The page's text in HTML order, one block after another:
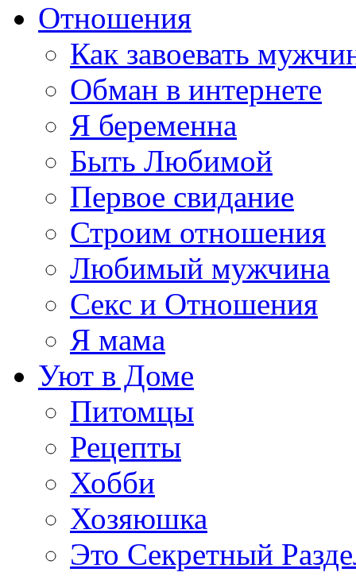
Отношения
Как завоевать
Обман в интернете
Я беременна
Быть Любимой
Первое свидание
Строим отношения
Любимый мужчина
Секс и Отношения
Я мама
Уют в Доме
Питомцы
Рецепты
Хобби
Хозяюшка
Это Секретный